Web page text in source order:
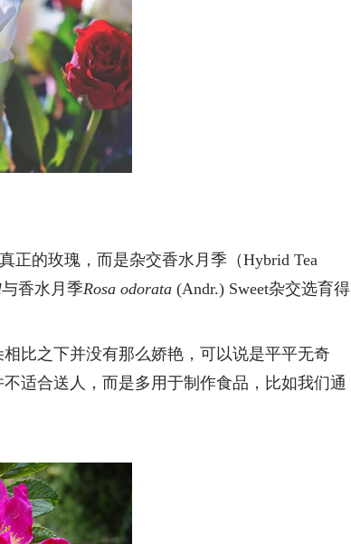
正的玫瑰，而是杂交香水月季（Hybrid Tea
与香水月季Rosa odorata (Andr.) Sweet杂交选育得
比之下并没有那么娇艳，可以说是平平无奇
适合送人，而是多用于制作食品，比如我们通